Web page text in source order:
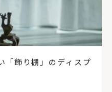
「飾り棚」のディスプ